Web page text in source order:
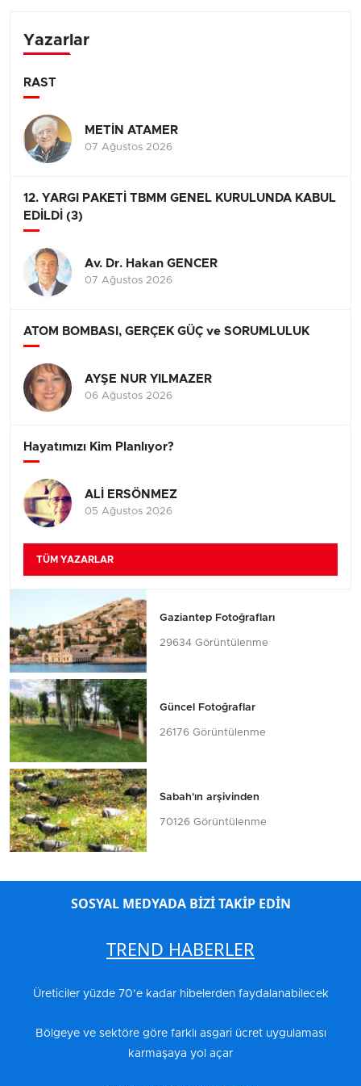
Yazarlar
RAST
METİN ATAMER
07 Ağustos 2026
12. YARGI PAKETİ TBMM GENEL KURULUNDA KABUL
EDİLDİ (3)
Av. Dr. Hakan GENCER
07 Ağustos 2026
ATOM BOMBASI, GERÇEK GÜÇ ve SORUMLULUK
AYŞE NUR YILMAZER
06 Ağustos 2026
Hayatımızı Kim Planlıyor?
ALİ ERSÖNMEZ
05 Ağustos 2026
TÜM YAZARLAR
Gaziantep Fotoğrafları
29634 Görüntülenme
Güncel Fotoğraflar
26176 Görüntülenme
Sabah'ın arşivinden
70126 Görüntülenme
SOSYAL MEDYADA BİZİ TAKİP EDİN
TREND HABERLER
Üreticiler yüzde 70’e kadar hibelerden faydalanabilecek
Bölgeye ve sektöre göre farklı asgari ücret uygulaması
karmaşaya yol açar